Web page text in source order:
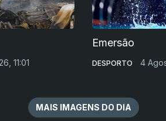
11:01
Emersão
DESPORTO 4
MAIS IMAGENS DO DIA